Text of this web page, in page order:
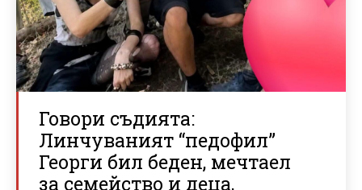
Говори съдията:
Линчуваният “педофил”
Георги бил беден, мечтаел
за семейство и деца,